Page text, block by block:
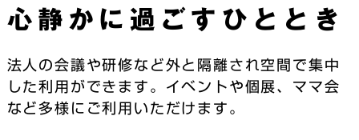
心静かに過ごすひととき
法人の会議や研修など外と隔離され空間で集中
した利用ができます。イベントや個展、ママ会
など多様にご利用いただけます。